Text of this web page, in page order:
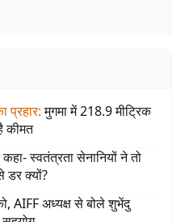
प्रहार: मुगमा में 218.9 मीट्रिक
कीमत
स्वतंत्रता सेनानियों ने तो
डर क्यों?
AIFF अध्यक्ष से बोले शुभेंदु